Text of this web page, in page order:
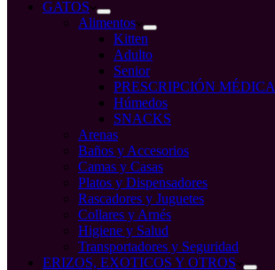
GATOS
Alimentos
Kitten
Adulto
Senior
PRESCRIPCIÓN MÉDICA
Húmedos
SNACKS
Arenas
Baños y Accesorios
Camas y Casas
Platos y Dispensadores
Rascadores y Juguetes
Collares y Arnés
Higiene y Salud
Transportadores y Seguridad
ERIZOS, EXOTICOS Y OTROS